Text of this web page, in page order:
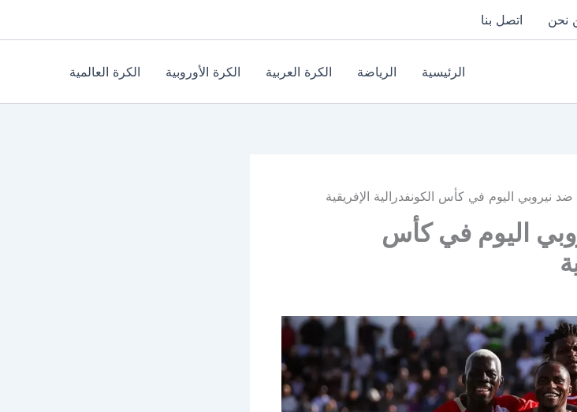
نحن اتصل بنا
الرئيسية الرياضة الكرة العربية الكرة الأوروبية الكرة العالمية
ضد نيروبي اليوم في كأس الكونفدرالية الإفريقية
اليوم في كأس